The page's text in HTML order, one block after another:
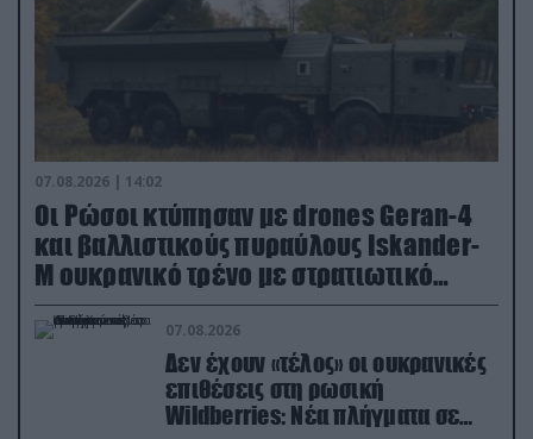
07.08.2026 | 14:02
Οι Ρώσοι κτύπησαν με drones Geran-4
και βαλλιστικούς πυραύλους Iskander-
M ουκρανικό τρένο με στρατιωτικό
εξοπλισμό
07.08.2026
Δεν έχουν «τέλος» οι ουκρανικές
επιθέσεις στη ρωσική
Wildberries: Νέα πλήγματα σε